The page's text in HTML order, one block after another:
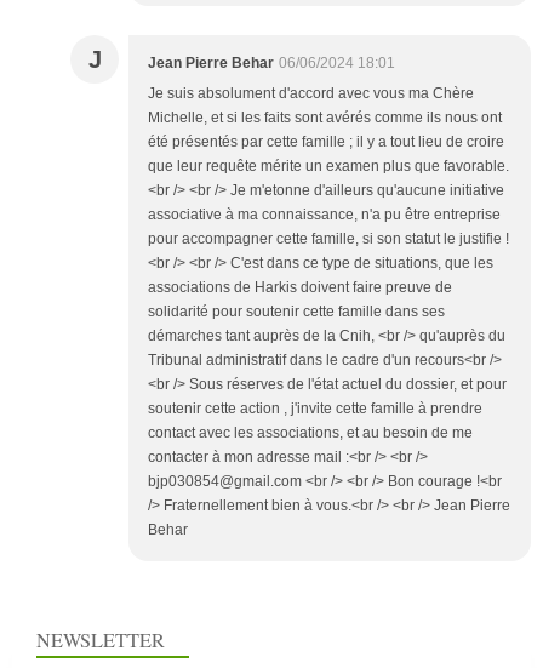
J Jean Pierre Behar 06/06/2024 18:01
Je suis absolument d'accord avec vous ma Chère
Michelle, et si les faits sont avérés comme ils nous ont
été présentés par cette famille ; il y a tout lieu de croire
que leur requête mérite un examen plus que favorable.
<br /> <br /> Je m'etonne d'ailleurs qu'aucune initiative
associative à ma connaissance, n'a pu être entreprise
pour accompagner cette famille, si son statut le justifie !
<br /> <br /> C'est dans ce type de situations, que les
associations de Harkis doivent faire preuve de
solidarité pour soutenir cette famille dans ses
démarches tant auprès de la Cnih, <br /> qu'auprès du
Tribunal administratif dans le cadre d'un recours<br />
<br /> Sous réserves de l'état actuel du dossier, et pour
soutenir cette action , j'invite cette famille à prendre
contact avec les associations, et au besoin de me
contacter à mon adresse mail :<br /> <br />
bjp030854@gmail.com <br /> <br /> Bon courage !<br
/> Fraternellement bien à vous.<br /> <br /> Jean Pierre
Behar
NEWSLETTER